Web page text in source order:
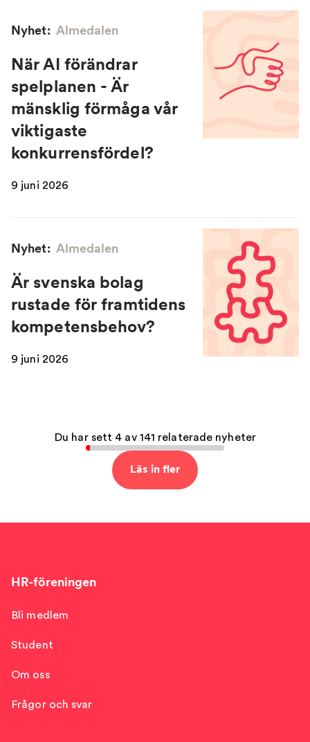
Nyhet: Almedalen
När AI förändrar
spelplanen - Är
mänsklig förmåga vår
viktigaste
konkurrensfördel?
9 juni 2026
Nyhet: Almedalen
Är svenska bolag
rustade för framtidens
kompetensbehov?
9 juni 2026
Du har sett 4 av 141 relaterade nyheter
Läs in fler
HR-föreningen
Bli medlem
Student
Om oss
Frågor och svar